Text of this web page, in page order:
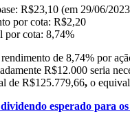
R$23,10 (em 29/06/
por cota: R$2,20
por cota: 8,74%
de 8,74% por
R$12.000 seria
de R$125.779,66, o
esperado para os